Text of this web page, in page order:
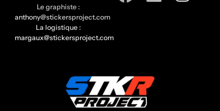
Le graphiste :
anthony@stickersproject.com
La logistique :
margaux@stickersproject.com